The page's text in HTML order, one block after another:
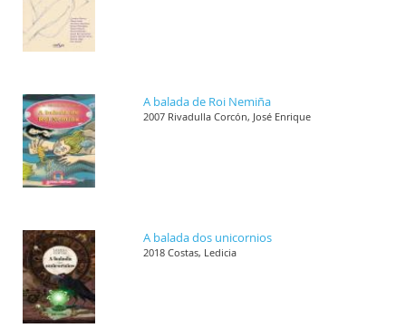
A balada de Roi Nemiña
2007 Rivadulla Corcón, José Enrique
A balada dos unicornios
2018 Costas, Ledicia